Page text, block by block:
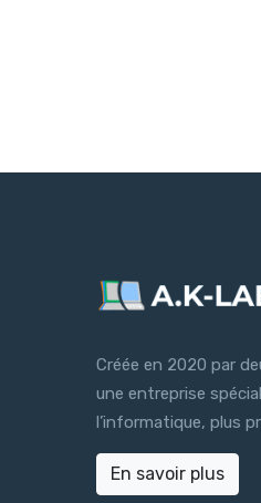
Créée en 2020 par
une entreprise
l’informatique, plus
En savoir plus